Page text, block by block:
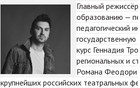
Главный
образованию —
педагогический
государственную
курс Геннадия
региональных и
Романа Феодори
крупнейших российских театральных